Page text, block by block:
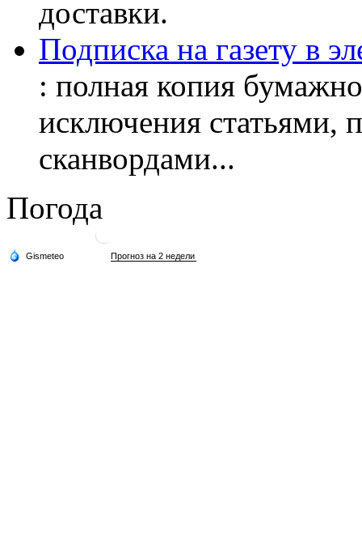
доставки.
Подписка на газету в
: полная копия
исключения статьями,
сканвордами...
Погода